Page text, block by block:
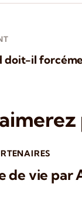
doit-il
de vie par